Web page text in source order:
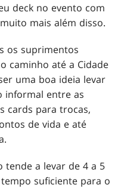
deck no evento com
mais além disso.
os suprimentos
caminho até a Cidade
uma boa ideia levar
informal entre as
cards para trocas,
de vida e até
tende a levar de 4 a 5
suficiente para o